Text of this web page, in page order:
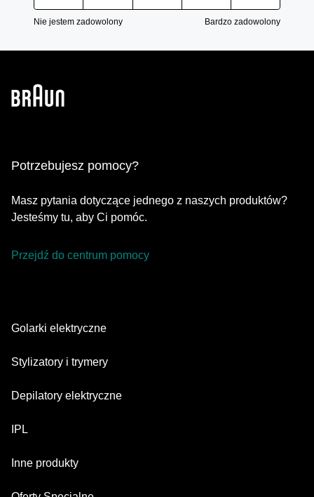
Nie jestem zadowolony Bardzo zadowolony
Potrzebujesz pomocy?
Masz pytania dotyczące jednego z naszych produktów?
Jesteśmy tu, aby Ci pomóc.
Przejdź do centrum pomocy
Golarki elektryczne
Series 9 Pro
Series 3
Stylizatory i trymery
Trymer do brody
Series X
Depilatory elektryczne
Silk·épil SkinSpa
IPL
Skin i·expert
Inne produkty
Face Spa